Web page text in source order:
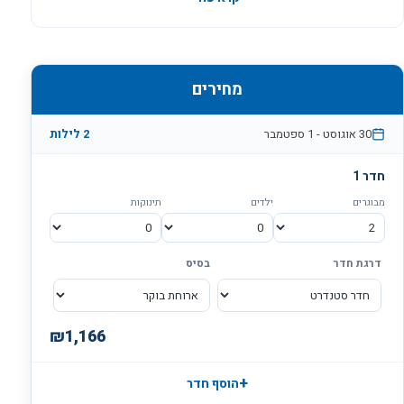
מחירים
30 אוגוסט - 1 ספטמבר 2 לילות
חדר 1
מבוגרים ילדים תינוקות
דרגת חדר בסיס
₪1,166
+הוסף חדר